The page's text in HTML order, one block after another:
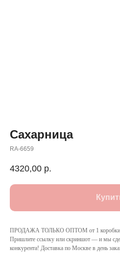
Сахарница
RA-6659
4320,00 р.
ПРОДАЖА ТОЛЬКО ОПТОМ от 1
Пришлите ссылку или скриншот — и мы
конкурента! Доставка по Москве в день